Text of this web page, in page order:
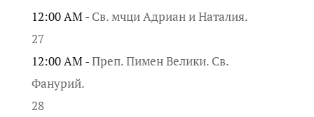
12:00 AM - Св. мчци Адриан и Наталия.
27
12:00 AM -Преп. Пимен Велики. Св.
Фанурий.
28